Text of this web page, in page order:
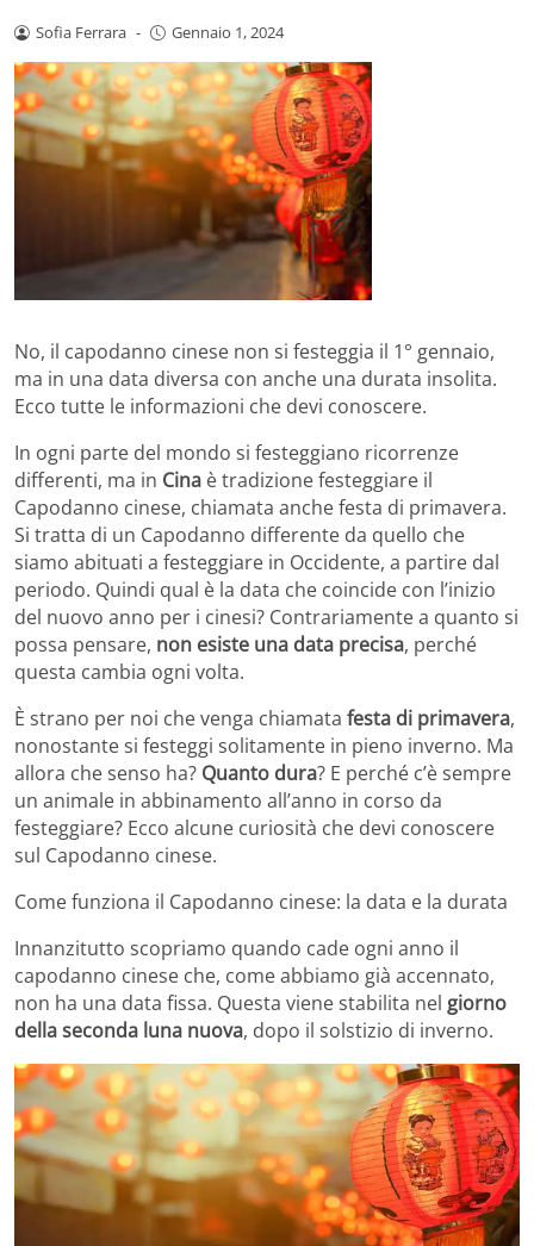
Sofia Ferrara - Gennaio 1, 2024
No, il capodanno cinese non si festeggia il 1° gennaio,
ma in una data diversa con anche una durata insolita.
Ecco tutte le informazioni che devi conoscere.
In ogni parte del mondo si festeggiano ricorrenze
differenti, ma in Cina è tradizione festeggiare il
Capodanno cinese, chiamata anche festa di primavera.
Si tratta di un Capodanno differente da quello che
siamo abituati a festeggiare in Occidente, a partire dal
periodo. Quindi qual è la data che coincide con l’inizio
del nuovo anno per i cinesi? Contrariamente a quanto si
possa pensare, non esiste una data precisa, perché
questa cambia ogni volta.
È strano per noi che venga chiamata festa di primavera,
nonostante si festeggi solitamente in pieno inverno. Ma
allora che senso ha? Quanto dura? E perché c’è sempre
un animale in abbinamento all’anno in corso da
festeggiare? Ecco alcune curiosità che devi conoscere
sul Capodanno cinese.
Come funziona il Capodanno cinese: la data e la durata
Innanzitutto scopriamo quando cade ogni anno il
capodanno cinese che, come abbiamo già accennato,
non ha una data fissa. Questa viene stabilita nel giorno
della seconda luna nuova, dopo il solstizio di inverno.